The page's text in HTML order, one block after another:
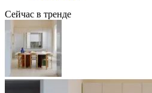
Сейчас в тренде